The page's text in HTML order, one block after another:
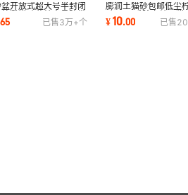
开放式超大号半封闭
外溅猫砂盆特大号防带
所批发
65 已售3万+个
膨润土猫砂包邮低尘
砂10公斤除臭结团猫
斤10kg猫咪用品
¥10.00 已售